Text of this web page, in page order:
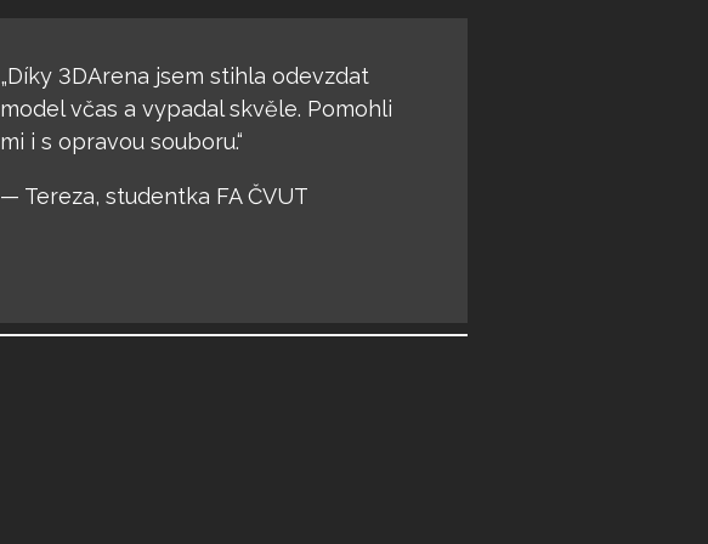
„Díky 3DArena jsem stihla odevzdat
model včas a vypadal skvěle. Pomohli
mi i s opravou souboru.“
— Tereza, studentka FA ČVUT